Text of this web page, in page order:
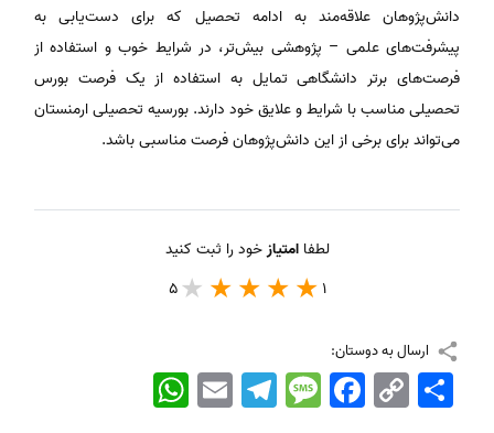
دانش‌پژوهان علاقه‌مند به ادامه تحصیل که برای دست‌یابی به
پیشرفت‌های علمی – پژوهشی بیش‌‌تر، در شرایط خوب و استفاده از
فرصت‌های برتر دانشگاهی تمایل به استفاده از یک فرصت‌ بورس
تحصیلی مناسب با شرایط و علایق خود دارند. بورسیه تحصیلی ارمنستان
می‌تواند برای برخی از این دانش‌پژوهان فرصت مناسبی باشد.
لطفاامتیازخود را ثبت کنید
1
5
ارسال به دوستان:
WhatsApp EmailTelegramMessageFacebook Copy
Link
اشتراک